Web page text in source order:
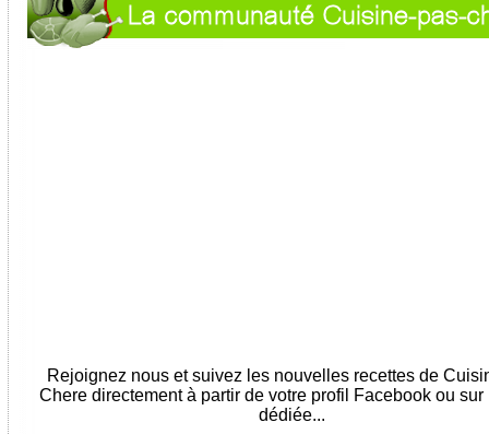
Rejoignez nous et suivez les nouvelles recettes de
Chere directement à partir de votre profil Facebook ou sur
dédiée...